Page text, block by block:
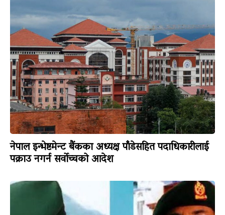
नेपाल इन्भेष्टमेन्ट बैंकका अध्यक्ष पाँडेसहित पदाधिकारीलाई
पक्राउ नगर्न सर्वोच्चको आदेश